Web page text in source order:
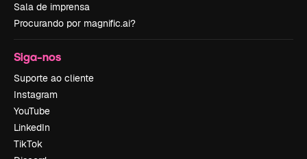
Sala de imprensa
Procurando por magnific.ai?
Siga-nos
Suporte ao cliente
Instagram
YouTube
LinkedIn
TikTok